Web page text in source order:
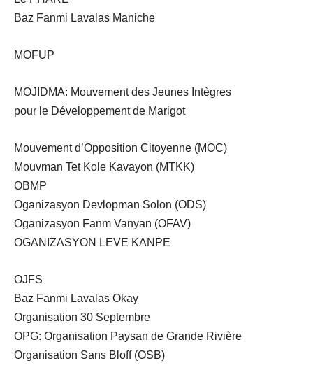
Baz Fanmi Lavalas Maniche
MOFUP
MOJIDMA: Mouvement des Jeunes Intègres
pour le Développement de Marigot
Mouvement d’Opposition Citoyenne (MOC)
Mouvman Tet Kole Kavayon (MTKK)
OBMP
Oganizasyon Devlopman Solon (ODS)
Oganizasyon Fanm Vanyan (OFAV)
OGANIZASYON LEVE KANPE
OJFS
Baz Fanmi Lavalas Okay
Organisation 30 Septembre
OPG: Organisation Paysan de Grande Rivière
Organisation Sans Bloff (OSB)